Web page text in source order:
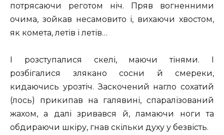
потрясаючи реготом ніч. Пряв вогненними
очима, зойкав несамовито і, вихаючи хвостом,
як комета, летів і летів…
І розступалися скелі, маючи тінями. І
розбігалися злякано сосни й смереки,
кидаючись урозтіч. Заскочений нагло сохатий
(лось) прикипав на галявині, спаралізований
жахом, а далі зривався й, ламаючи ноги та
обдираючи шкіру, гнав скільки духу у безвість.